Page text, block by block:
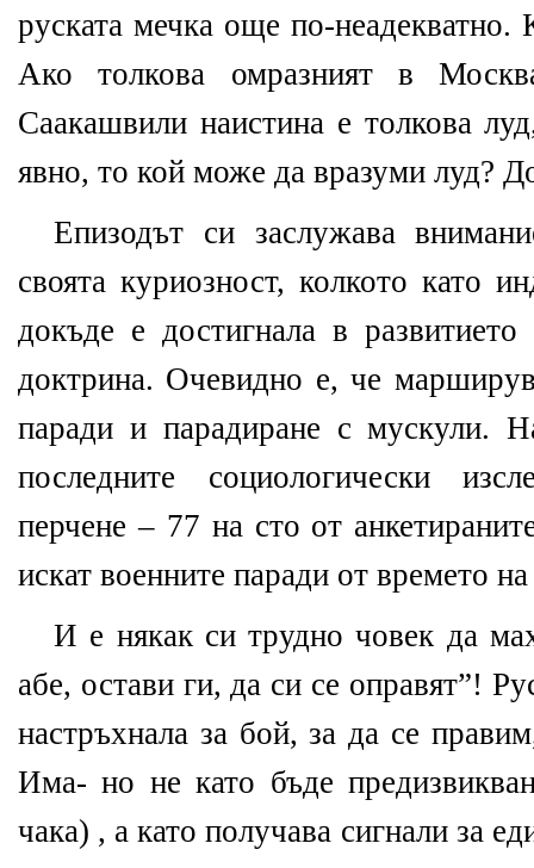
руската мечка още по-неадекватно.
Ако толкова омразният в
Саакашвили наистина е толкова
явно, то кой може да вразуми луд?
Епизодът си заслужава
своята куриозност, колкото като
докъде е достигнала в развитието
доктрина. Очевидно е, че
паради и парадиране с мускули.
последните социологически
перчене – 77 на сто от
искат военните паради от времето
И е някак си трудно човек да
абе, остави ги, да си се оправят”!
настръхнала за бой, за да се
Има- но не като бъде
чака) , а като получава сигнали за